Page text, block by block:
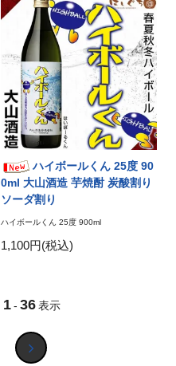
ハイボールくん 25度 90
0ml 大山酒造 芋焼酎 炭酸割り
ソーダ割り
ハイボールくん 25度 900ml
1,100円(税込)
1 - 36 表示